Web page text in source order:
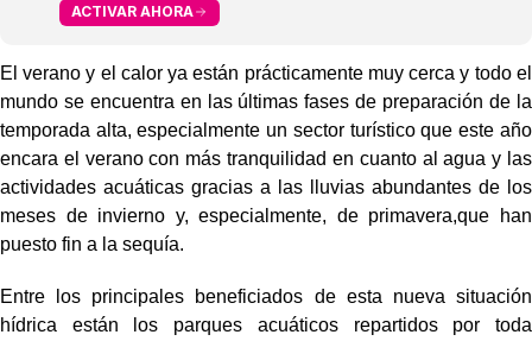
ACTIVAR AHORA
El verano y el calor ya están prácticamente muy cerca y todo el
mundo se encuentra en las últimas fases de preparación de la
temporada alta, especialmente un sector turístico que este año
encara el verano con más tranquilidad en cuanto al agua y las
actividades acuáticas gracias a las lluvias abundantes de los
meses de invierno y, especialmente, de primavera,que han
puesto fin a la sequía.
Entre los principales beneficiados de esta nueva situación
hídrica están los parques acuáticos repartidos por toda